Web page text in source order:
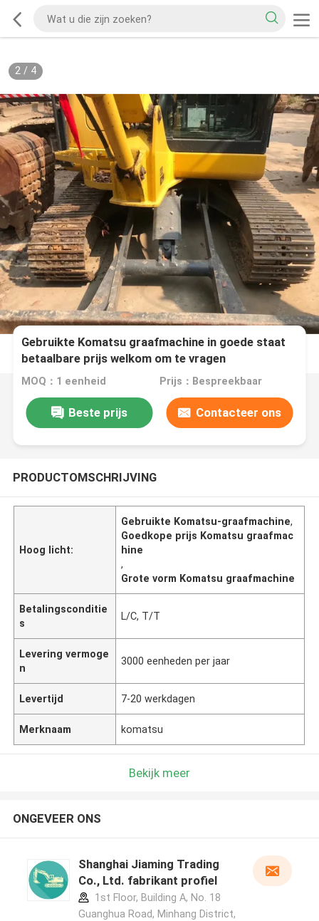
2/ 4
Gebruikte Komatsu graafmachine in goede staat
betaalbare prijs welkom om te vragen
MOQ：1 eenheid Prijs：Bespreekbaar
Beste prijs Contacteer ons
PRODUCTOMSCHRIJVING
Hoog licht:
Gebruikte Komatsu-graafmachine,
Goedkope prijs Komatsu graafmac
hine
,
Grote vorm Komatsu graafmachine
Betalingsconditie
s
L/C, T/T
Levering vermoge
n
3000 eenheden per jaar
Levertijd 7-20 werkdagen
Merknaam komatsu
Bekijk meer
ONGEVEER ONS
Shanghai Jiaming Trading
Co., Ltd. fabrikant profiel
1st Floor, Building A, No. 18
Guanghua Road, Minhang District,